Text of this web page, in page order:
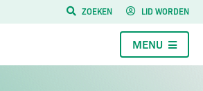
ZOEKEN LID WORDEN
MENU